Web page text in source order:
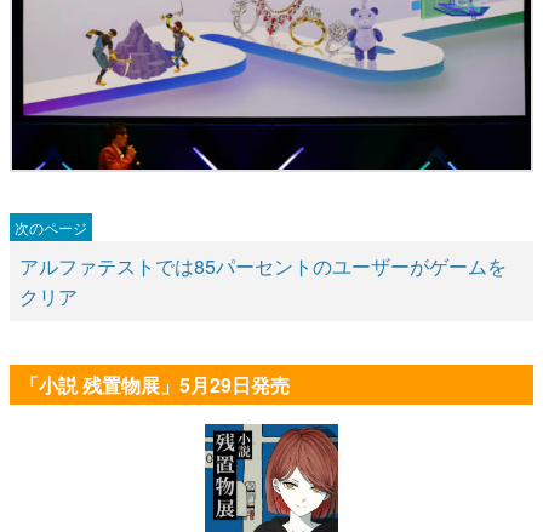
アルファテストでは85パーセントのユーザーがゲームを
クリア
「小説 残置物展」5月29日発売